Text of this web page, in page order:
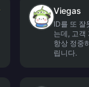
Viegas
ID를 또 잘
는데, 고객
항상 정중
립니다.